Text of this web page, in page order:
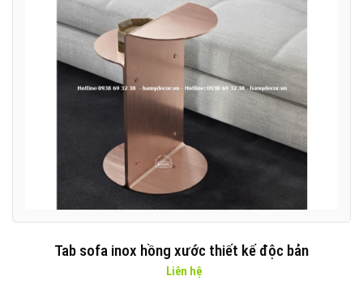
Tab sofa inox hồng xước thiết kế độc bản
Liên hệ